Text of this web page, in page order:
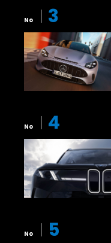
No 3
No 4
No 5